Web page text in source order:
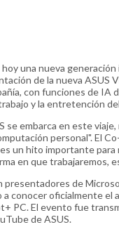
hoy una nueva
de la nueva ASUS
con funciones de IA
y la entretención
se embarca en este
personal". El
un hito importante
en que trabajaremos,
presentadores de
conocer oficialmente el
PC. El evento fue
de ASUS.